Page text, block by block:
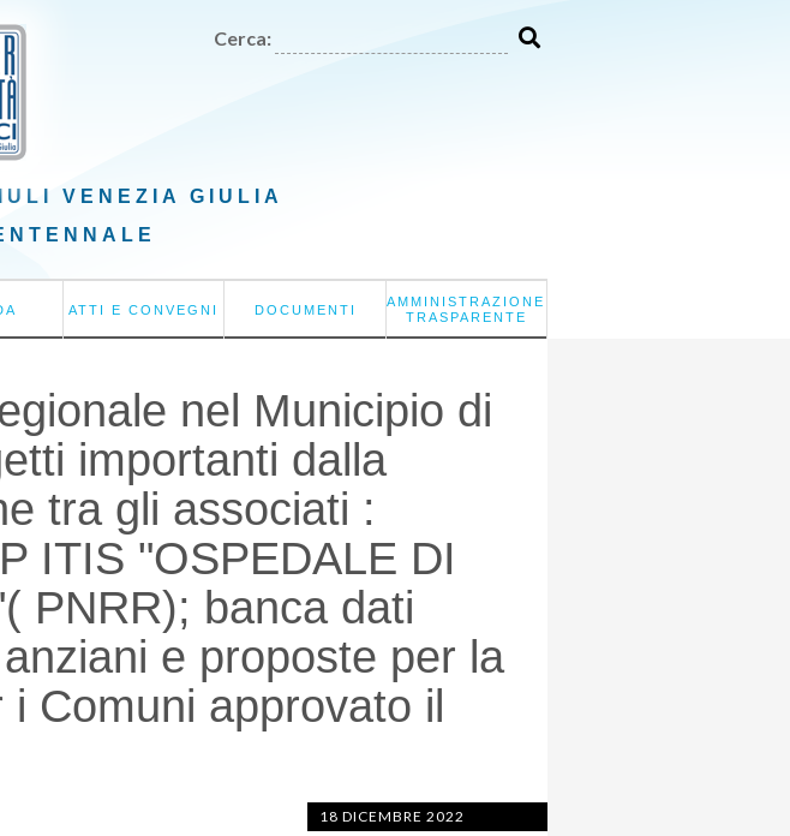
Cerca:
VENEZIA GIULIA
ATTI E CONVEGNI DOCUMENTI
AMMINISTRAZIONE
TRASPARENTE
nel Municipio di
importanti dalla
tra gli associati :
ITIS "OSPEDALE DI
PNRR); banca dati
e proposte per la
Comuni approvato il
18 DICEMBRE 2022